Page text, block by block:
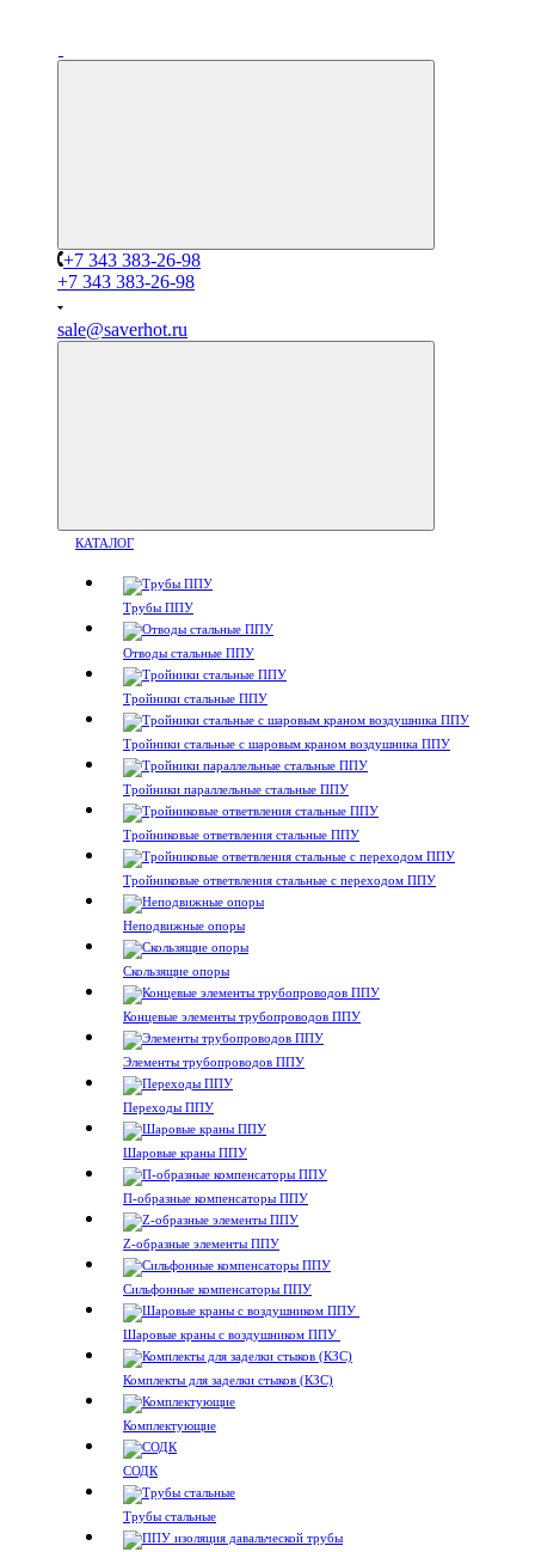
+7 343 383-26-98
+7 343 383-26-98
sale@saverhot.ru
КАТАЛОГ
Трубы ППУ
Отводы стальные ППУ
Тройники стальные ППУ
Тройники стальные с шаровым краном воздушника ППУ
Тройники параллельные стальные ППУ
Тройниковые ответвления стальные ППУ
Тройниковые ответвления стальные с переходом ППУ
Неподвижные опоры
Скользящие опоры
Концевые элементы трубопроводов ППУ
Элементы трубопроводов ППУ
Переходы ППУ
Шаровые краны ППУ
П-образные компенсаторы ППУ
Z-образные элементы ППУ
Сильфонные компенсаторы ППУ
Шаровые краны с воздушником ППУ
Комплекты для заделки стыков (КЗС)
Комплектующие
СОДК
Трубы стальные